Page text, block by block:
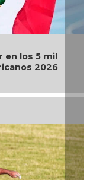
5 mil
2026